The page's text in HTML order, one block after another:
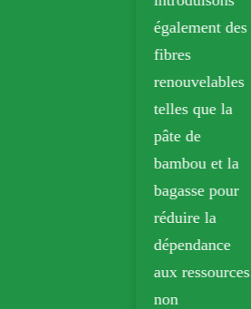
également des
fibres
renouvelables
telles que la
pâte de
bambou et la
bagasse pour
réduire la
dépendance
aux ressources
non